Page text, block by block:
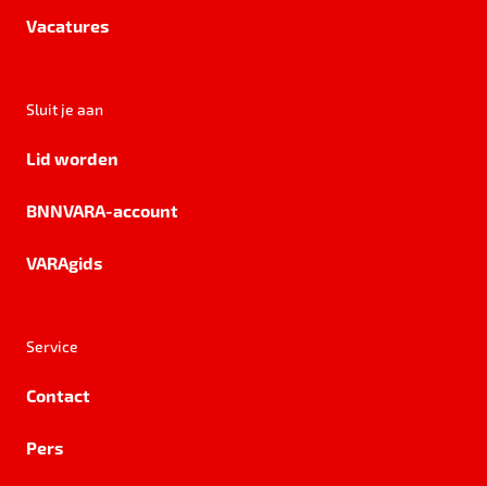
Vacatures
Sluit je aan
Lid worden
BNNVARA-account
VARAgids
Service
Contact
Pers